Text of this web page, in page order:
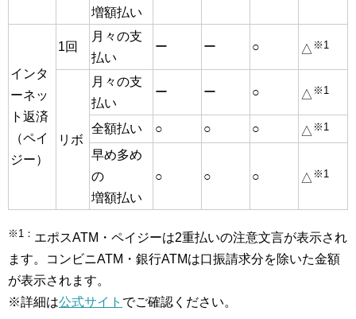
増額払い
インタ
ーネッ
ト返済
（ペイ
ジー）
1回
月々の支
払い
ー ー ○ △ ※1
リボ
月々の支
払い
ー ー ○ △ ※1
全額払い ○ ○ ○ △ ※1
早め多め
の
増額払い
○ ○ ○ △ ※1
※1： エポスATM・ペイジーは2重払いの注意文言が表示され
ます。コンビニATM・銀行ATMは口振請求分を除いた金額
が表示されます。
※詳細は公式サイト でご確認ください。